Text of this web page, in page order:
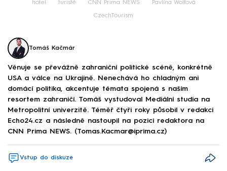
hotel turisté CNN Prima NEWS Pavlína Wolfová
CzechTourism
Tomáš Kačmár
Věnuje se převážně zahraniční politické scéně, konkrétně
USA a válce na Ukrajině. Nenechává ho chladným ani
domácí politika, akcentuje témata spojená s naším
resortem zahraničí. Tomáš vystudoval Mediální studia na
Metropolitní univerzitě. Téměř čtyři roky působil v redakci
Echo24.cz a následně nastoupil na pozici redaktora na
CNN Prima NEWS. (Tomas.Kacmar@iprima.cz)
Vstup do diskuze